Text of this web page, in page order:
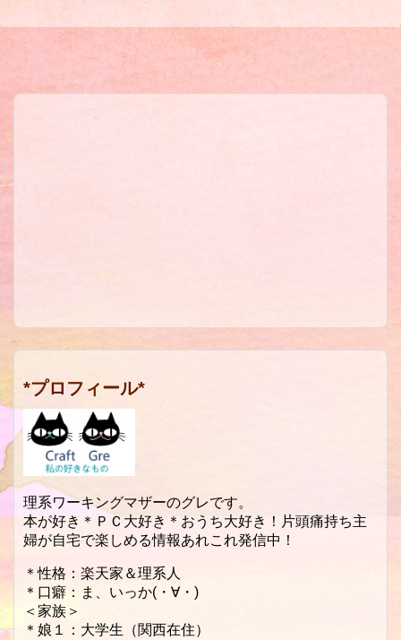
*プロフィール*
理系ワーキングマザーのグレです。
本が好き＊ＰＣ大好き＊おうち大好き！片頭痛持ち主
婦が自宅で楽しめる情報あれこれ発信中！
＊性格：楽天家＆理系人
＊口癖：ま、いっか(・∀・)
＜家族＞
＊娘１：大学生（関西在住）